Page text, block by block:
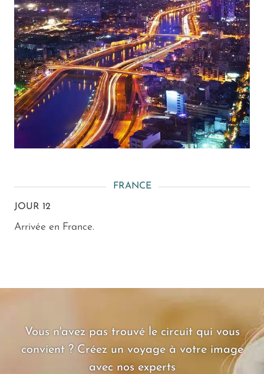
FRANCE
JOUR 12
Arrivée en France.
Vous n'avez pas trouvé le circuit qui vous
convient ? Créez un voyage à votre image
avec nos experts